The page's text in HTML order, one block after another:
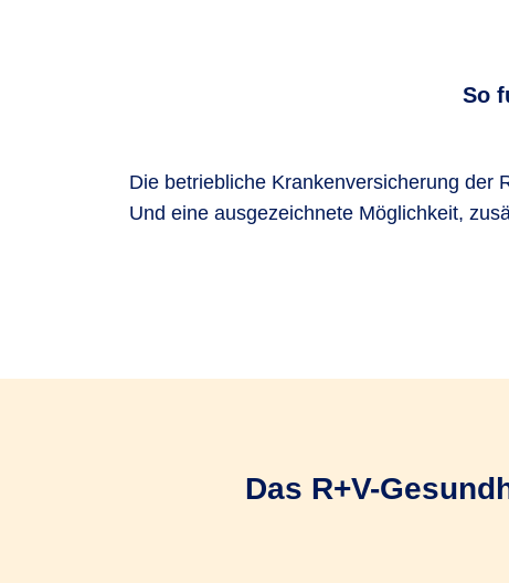
So
Die betriebliche Krankenversicherung der
Und eine ausgezeichnete Möglichkeit,
Als Arbeitgeber
Sie bestimmen den
Das R+V-